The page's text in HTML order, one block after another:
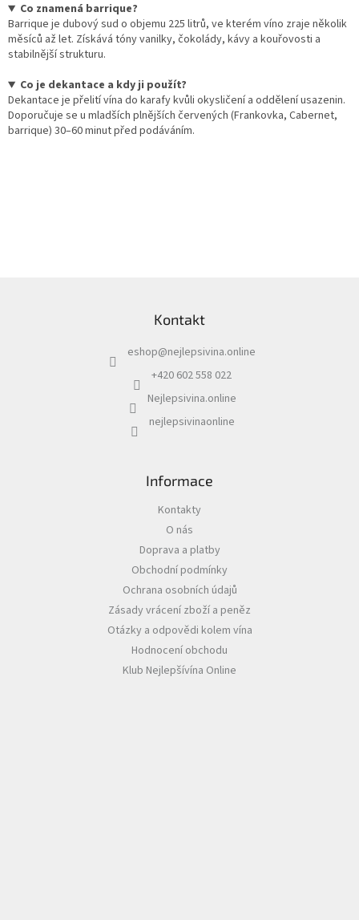
Co znamená barrique?
Barrique je dubový sud o objemu 225 litrů, ve kterém víno zraje několik
měsíců až let. Získává tóny vanilky, čokolády, kávy a kouřovosti a
stabilnější strukturu.
Co je dekantace a kdy ji použít?
Dekantace je přelití vína do karafy kvůli okysličení a oddělení usazenin.
Doporučuje se u mladších plnějších červených (Frankovka, Cabernet,
barrique) 30–60 minut před podáváním.
Kontakt
eshop@nejlepsivina.online
+420 602 558 022
Nejlepsivina.online
nejlepsivinaonline
Informace
Kontakty
O nás
Doprava a platby
Obchodní podmínky
Ochrana osobních údajů
Zásady vrácení zboží a peněz
Otázky a odpovědi kolem vína
Hodnocení obchodu
Klub Nejlepšívína Online